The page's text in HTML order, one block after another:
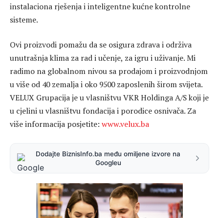
instalaciona rješenja i inteligentne kućne kontrolne
sisteme.
Ovi proizvodi pomažu da se osigura zdrava i održiva
unutrašnja klima za rad i učenje, za igru i uživanje. Mi
radimo na globalnom nivou sa prodajom i proizvodnjom
u više od 40 zemalja i oko 9500 zaposlenih širom svijeta.
VELUX Grupacija je u vlasništvu VKR Holdinga A/S koji je
u cjelini u vlasništvu fondacija i porodice osnivača. Za
više informacija posjetite: www.velux.ba
Dodajte BiznisInfo.ba među omiljene izvore na
Googleu